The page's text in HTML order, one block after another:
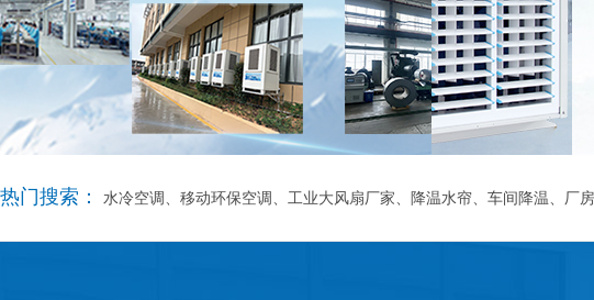
热门搜索： 水冷空调、移动环保空调、工业大风扇厂家、降温水帘、车间降温、厂